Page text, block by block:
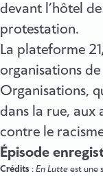
devant l’hôtel
protestation.
La plateforme
organisations
Organisations,
dans la rue, aux
contre le
Épisode
Crédits : En Lutte est une